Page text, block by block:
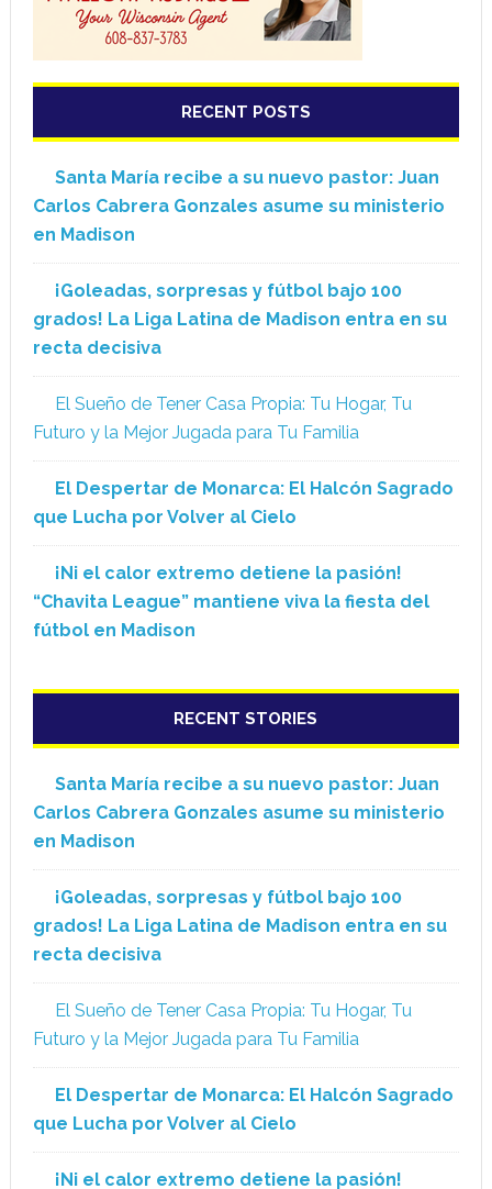
RECENT POSTS
Santa María recibe a su nuevo pastor: Juan
Carlos Cabrera Gonzales asume su ministerio
en Madison
¡Goleadas, sorpresas y fútbol bajo 100
grados! La Liga Latina de Madison entra en su
recta decisiva
El Sueño de Tener Casa Propia: Tu Hogar, Tu
Futuro y la Mejor Jugada para Tu Familia
El Despertar de Monarca: El Halcón Sagrado
que Lucha por Volver al Cielo
¡Ni el calor extremo detiene la pasión!
“Chavita League” mantiene viva la fiesta del
fútbol en Madison
RECENT STORIES
Santa María recibe a su nuevo pastor: Juan
Carlos Cabrera Gonzales asume su ministerio
en Madison
¡Goleadas, sorpresas y fútbol bajo 100
grados! La Liga Latina de Madison entra en su
recta decisiva
El Sueño de Tener Casa Propia: Tu Hogar, Tu
Futuro y la Mejor Jugada para Tu Familia
El Despertar de Monarca: El Halcón Sagrado
que Lucha por Volver al Cielo
¡Ni el calor extremo detiene la pasión!